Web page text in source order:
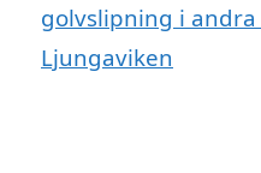
golvslipning i
Ljungaviken